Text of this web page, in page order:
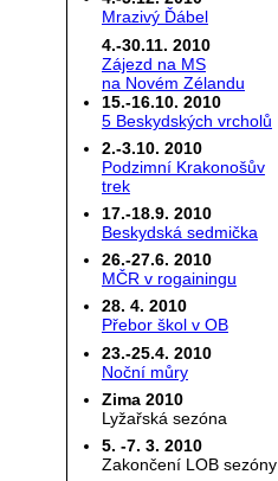
Mrazivý Ďábel
4.-30.11. 2010
Zájezd na MS
na Novém Zélandu
15.-16.10. 2010
5 Beskydských vrcholů
2.-3.10. 2010
Podzimní Krakonošův
trek
17.-18.9. 2010
Beskydská sedmička
26.-27.6. 2010
MČR v rogainingu
28. 4. 2010
Přebor škol v OB
23.-25.4. 2010
Noční můry
Zima 2010
Lyžařská sezóna
5. -7. 3. 2010
Zakončení LOB sezóny